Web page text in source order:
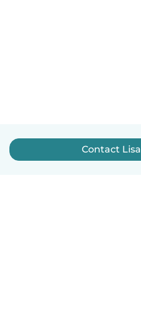
Contact Lisa